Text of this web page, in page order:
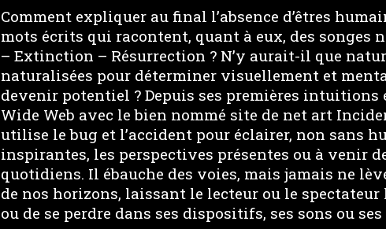
Comment expliquer au final l’absence d’êtres
mots écrits qui racontent, quant à eux, des songes
– Extinction – Résurrection ? N’y aurait-il que
naturalisées pour déterminer visuellement et
devenir potentiel ? Depuis ses premières intuitions
Wide Web avec le bien nommé site de net art
utilise le bug et l’accident pour éclairer, non sans
inspirantes, les perspectives présentes ou à venir
quotidiens. Il ébauche des voies, mais jamais ne
de nos horizons, laissant le lecteur ou le
ou de se perdre dans ses dispositifs, ses sons ou ses